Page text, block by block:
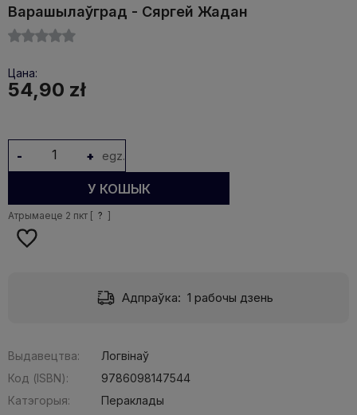
Варашылаўград - Сяргей Жадан
Цана:
54,90 zł
+
- egz.
У КОШЫК
Атрымаеце 2 пкт [ ? ]
Адпраўка: 1 рабочы дзень
Выдавецтва:
Логвінаў
Код (ISBN):
9786098147544
Катэгорыя:
Пераклады